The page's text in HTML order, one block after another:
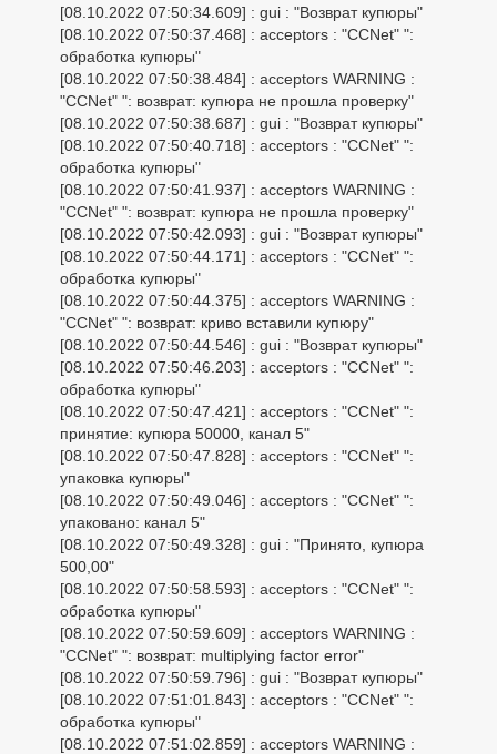
[08.10.2022 07:50:34.609] : gui : "Возврат купюры"
[08.10.2022 07:50:37.468] : acceptors : "CCNet" ":
обработка купюры"
[08.10.2022 07:50:38.484] : acceptors WARNING :
"CCNet" ": возврат: купюра не прошла проверку"
[08.10.2022 07:50:38.687] : gui : "Возврат купюры"
[08.10.2022 07:50:40.718] : acceptors : "CCNet" ":
обработка купюры"
[08.10.2022 07:50:41.937] : acceptors WARNING :
"CCNet" ": возврат: купюра не прошла проверку"
[08.10.2022 07:50:42.093] : gui : "Возврат купюры"
[08.10.2022 07:50:44.171] : acceptors : "CCNet" ":
обработка купюры"
[08.10.2022 07:50:44.375] : acceptors WARNING :
"CCNet" ": возврат: криво вставили купюру"
[08.10.2022 07:50:44.546] : gui : "Возврат купюры"
[08.10.2022 07:50:46.203] : acceptors : "CCNet" ":
обработка купюры"
[08.10.2022 07:50:47.421] : acceptors : "CCNet" ":
принятие: купюра 50000, канал 5"
[08.10.2022 07:50:47.828] : acceptors : "CCNet" ":
упаковка купюры"
[08.10.2022 07:50:49.046] : acceptors : "CCNet" ":
упаковано: канал 5"
[08.10.2022 07:50:49.328] : gui : "Принято, купюра
500,00"
[08.10.2022 07:50:58.593] : acceptors : "CCNet" ":
обработка купюры"
[08.10.2022 07:50:59.609] : acceptors WARNING :
"CCNet" ": возврат: multiplying factor error"
[08.10.2022 07:50:59.796] : gui : "Возврат купюры"
[08.10.2022 07:51:01.843] : acceptors : "CCNet" ":
обработка купюры"
[08.10.2022 07:51:02.859] : acceptors WARNING :